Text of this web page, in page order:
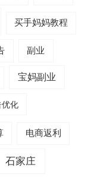
买手妈妈教程
副业
宝妈副业
优化
电商返利
石家庄